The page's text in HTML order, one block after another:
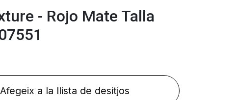
- Rojo Mate Talla
Afegeix a la llista de desitjos